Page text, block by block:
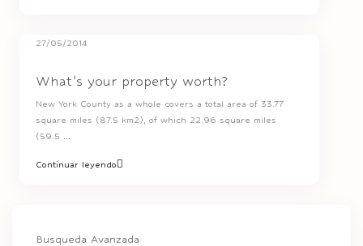
What’s your property worth?
27/05/2014
New York County as a whole covers a total area of 33.77
square miles (87.5 km2), of which 22.96 square miles
(59.5
Continuar leyendo
Busqueda Avanzada